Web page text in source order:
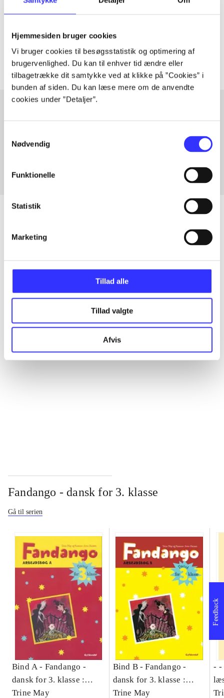
Hjemmesiden bruger cookies
Vi bruger cookies til besøgsstatistik og optimering af
brugervenlighed. Du kan til enhver tid ændre eller
tilbagetrække dit samtykke ved at klikke på ”Cookies” i
bunden af siden. Du kan læse mere om de anvendte
cookies under ”Detaljer”.
Nødvendig
Funktionelle
Statistik
Marketing
Tillad alle
Tillad valgte
Afvis
lorem ipsum dolor sit amet ...
Artiklerne i handler ofte om
Fra
Artikler
...
Fandango - dansk for 3. klasse
Gå til serien
Bind A - Fandango -
dansk for 3. klasse :
grundbog -- Arbejdsbog.
Trine May
Bind B -Fandango -
dansk for 3. klasse :
grundbog -- Arbejdsbog.
Trine May
- -
-
Feedback